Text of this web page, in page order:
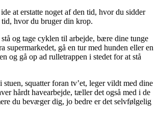
at erstatte noget af den tid, hvor du sidder
hvor du bruger din krop.
og tage cyklen til arbejde, bære dine tunge
supermarkedet, gå en tur med hunden eller en
og gå op ad rulletrappen i stedet for at stå
stuen, squatter foran tv’et, leger vildt med dine
hårdt havearbejde, tæller det også med i de
du bevæger dig, jo bedre er det selvfølgelig